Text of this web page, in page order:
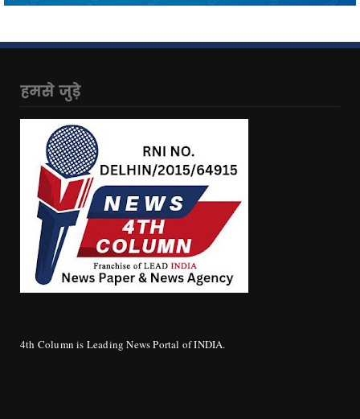
हमसे जुड़े
4th Column is Leading News Portal of INDIA.